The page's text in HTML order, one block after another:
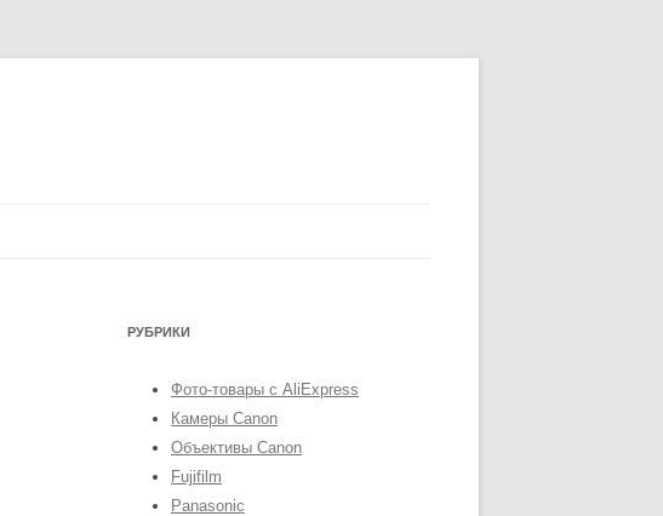
РУБРИКИ
Фото-товары с AliExpress
Камеры Canon
Объективы Canon
Fujifilm
Panasonic